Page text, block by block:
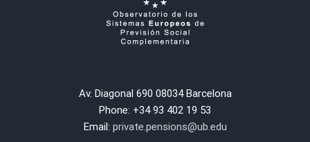
Av. Diagonal 690 08034 Barcelona
Phone: +34 93 402 19 53
Email: private.pensions@ub.edu